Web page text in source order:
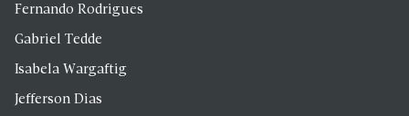
Fernando Rodrigues
Gabriel Tedde
Isabela Wargaftig
Jefferson Dias